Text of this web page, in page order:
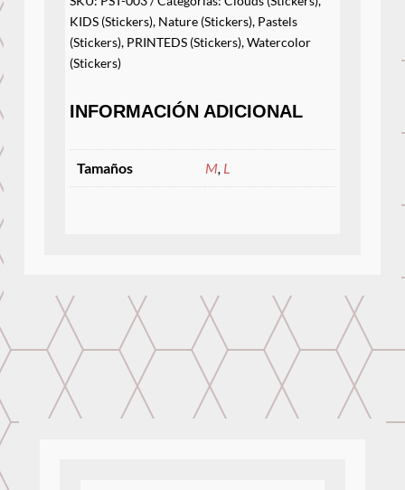
KIDS (Stickers), Nature (Stickers), Pastels
(Stickers), PRINTEDS (Stickers),Watercolor
(Stickers)
INFORMACIÓN ADICIONAL
Tamaños M, L